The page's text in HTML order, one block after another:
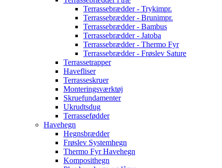
Terrassebrædder - Trykimpr.
Terrassebrædder - Brunimpr.
Terrassebrædder - Bambus
Terrassebrædder - Jatoba
Terrassebrædder - Thermo Fyr
Terrassebrædder - Frøslev Sature
Terrassetrapper
Havefliser
Terrasseskruer
Monteringsværktøj
Skruefundamenter
Ukrudtsdug
Terrassefødder
Havehegn
Hegnsbrædder
Frøslev Systemhegn
Thermo Fyr Havehegn
Komposithegn